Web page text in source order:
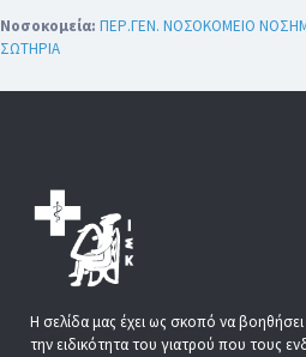
Νοσοκομεία: ΠΕΡ.ΓΕΝ. ΝΟΣΟΚΟΜΕΙΟ
ΣΩΤΗΡΙΑ
Η σελίδα μας έχει ως σκοπό να
την ειδικότητα του γιατρού που τους